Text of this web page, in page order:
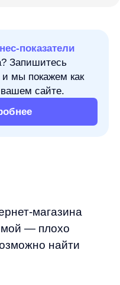
магазина
плохо
найти
сегмента
товаров.
случаев